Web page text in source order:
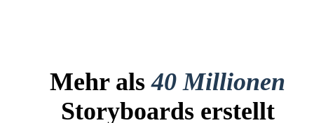
Mehr als40 Millionen
Storyboards erstellt